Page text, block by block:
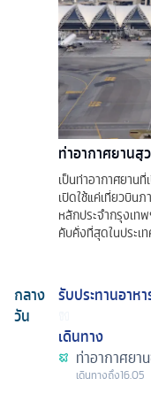
ท่าอากาศยาน
เป็นท่าอากาศยาน
เปิดใช้แค่เที่ยวบิน
หลักประจำกรุงเท
คับคั่งที่สุดในประเ
กลาง
วัน
รับประทานอาหา
เดินทาง
ท่าอากาศยา
เดินทางถึง16.05